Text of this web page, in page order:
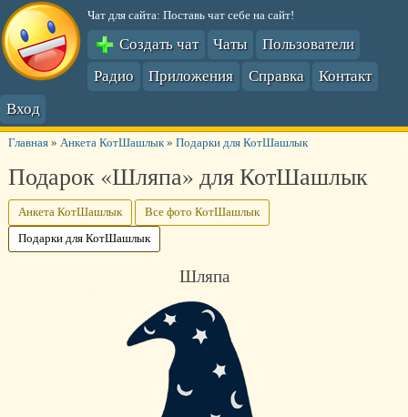
Чат для сайта: Поставь чат себе на сайт!
Создать чат Чаты
Пользователи
Радио
Приложения Справка
Контакт
Вход
Главная» Анкета КотШашлык» Подарки для КотШашлык
Подарок «Шляпа» для КотШашлык
Анкета КотШашлык Все фото КотШашлык
Подарки для КотШашлык
Шляпа